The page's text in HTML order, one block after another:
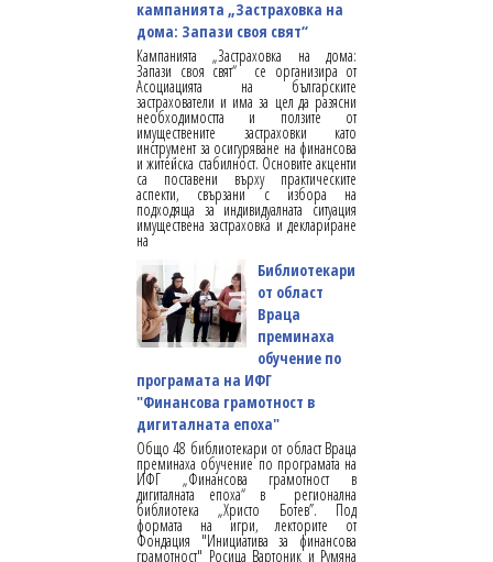
кампанията „Застраховка на
дома: Запази своя свят“
Кампанията „Застраховка на дома:
Запази своя свят“ се организира от
Асоциацията на българските
застрахователи и има за цел да разясни
необходимостта и ползите от
имуществените застраховки като
инструмент за осигуряване на финансова
и житейска стабилност. Основите акценти
са поставени върху практическите
аспекти, свързани с избора на
подходяща за индивидуалната ситуация
имуществена застраховка и деклариране
на
Библиотекари
от област
Враца
преминаха
обучение по
програмата на ИФГ
"Финансова грамотност в
дигиталната епоха"
Общо 48 библиотекари от област Враца
преминаха обучение по програмата на
ИФГ „Финансова грамотност в
дигиталната епоха“ в регионална
библиотека „Христо Ботев”. Под
формата на игри, лекторите от
Фондация "Инициатива за финансова
грамотност" Росица Вартоник и Румяна